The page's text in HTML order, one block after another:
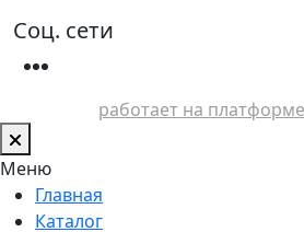
Соц. сети
работает на
Меню
Главная
Каталог